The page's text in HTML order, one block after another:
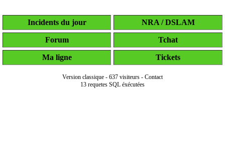
Incidents du jour NRA / DSLAM
Forum Tchat
Ma ligne Tickets
Version classique - 637 visiteurs - Contact
13 requetes SQL éxécutées